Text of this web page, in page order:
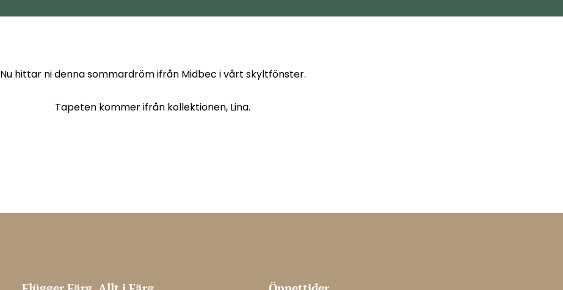
Nu hittar ni denna sommardröm ifrån Midbec i vårt skyltfönster.
Tapeten kommer ifrån kollektionen, Lina.